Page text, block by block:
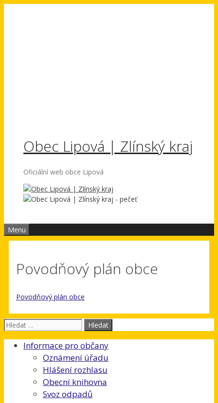
Obec Lipová | Zlínský kraj
Oficiální web obce Lipová
Menu
Povodňový plán obce
Povodňový plán obce
Hledat:
Informace pro občany
Oznámení úřadu
Hlášení rozhlasu
Obecní knihovna
Svoz odpadů